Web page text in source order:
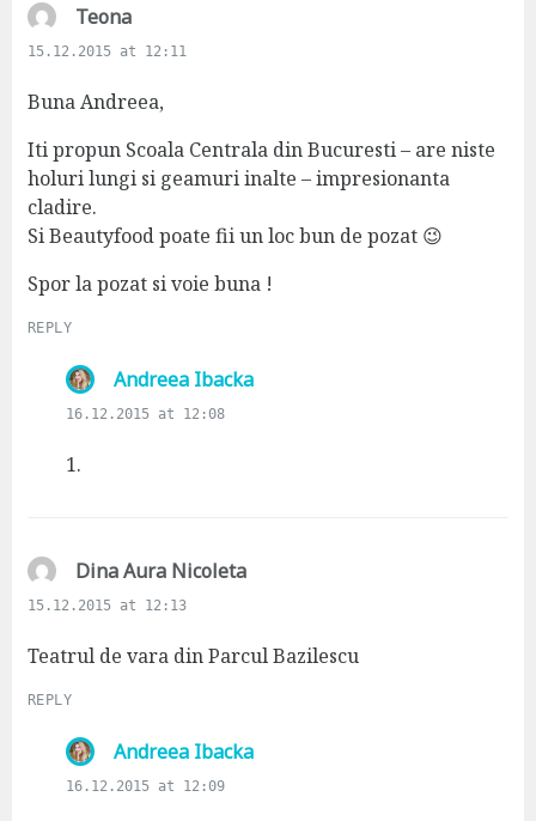
Teonas
a
s
15.12.2015 at 12:11
Buna Andreea,
Iti propun Scoala Centrala din Bucuresti – are niste
holuri lungi si geamuri inalte – impresionanta
cladire.
Si Beautyfood poate fii un loc bun de pozat 😉
Spor la pozat si voie buna !
REPLY
Andreea Ibackas
16.12.2015 at 12:08
1.
Dina Aura Nicoletas
s
15.12.2015 at 12:13
Teatrul de vara din Parcul Bazilescu
REPLY
Andreea Ibackas
16.12.2015 at 12:09